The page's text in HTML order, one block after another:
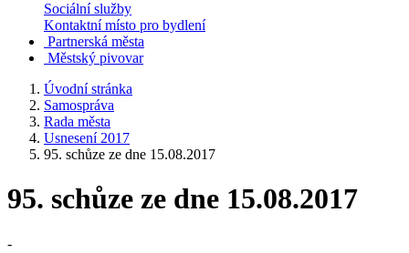
Sociální služby
Kontaktní místo pro bydlení
Partnerská města
Městský pivovar
Úvodní stránka
Samospráva
Rada města
Usnesení 2017
95. schůze ze dne 15.08.2017
95. schůze ze dne 15.08.2017
-